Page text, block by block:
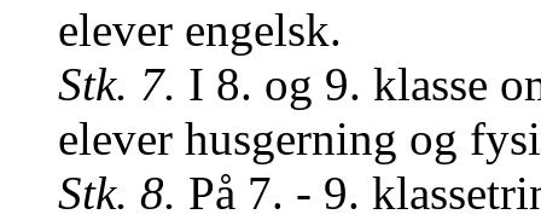
elever engelsk.
Stk. 7. I 8. og 9. klasse
elever husgerning og
Stk. 8. På 7. - 9.